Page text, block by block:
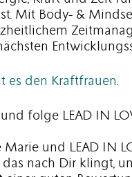
Mit Body- &
es den Kraftfrauen.
folge LEAD IN
Marie und LEAD IN
das nach Dir klingt,